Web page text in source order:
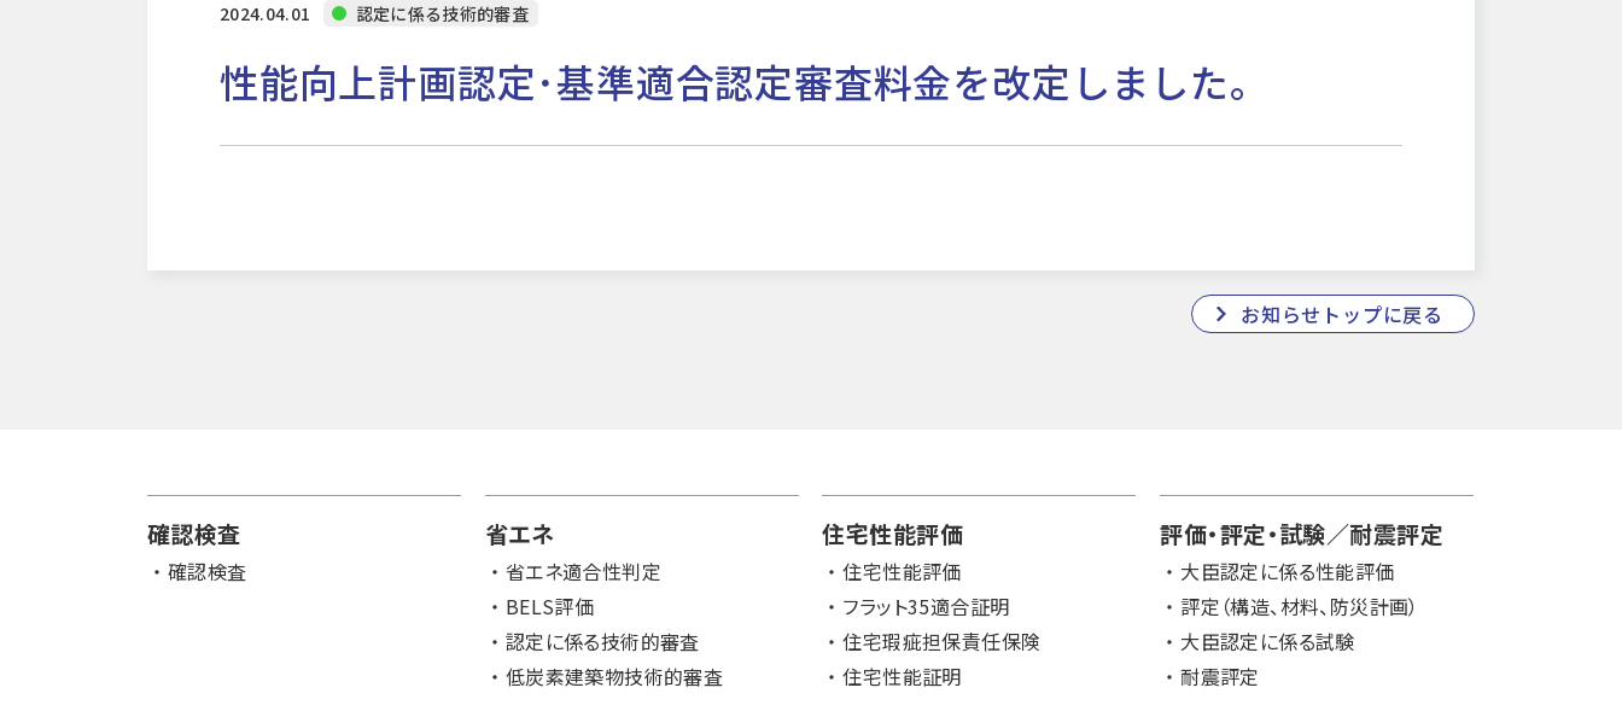
2024.04.01 認定に係る技術的審査
性能向上計画認定･基準適合認定審査料金を改定しました。
お知らせトップに戻る
確認検査
確認検査
省エネ
省エネ適合性判定
BELS評価
認定に係る技術的審査
低炭素建築物技術的審査
住宅性能評価
住宅性能評価
フラット35適合証明
住宅瑕疵担保責任保険
住宅性能証明
評価・評定・試験／耐震評定
大臣認定に係る性能評価
評定（構造、材料、防災計画）
大臣認定に係る試験
耐震評定